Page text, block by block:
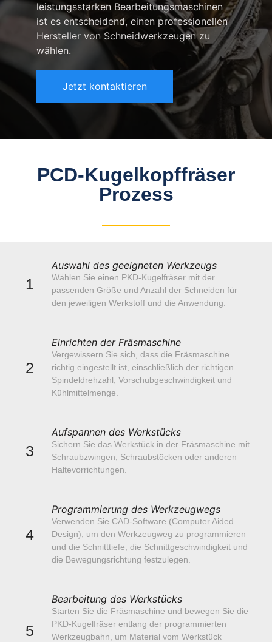
leistungsstarken Bearbeitungsmaschinen
ist es entscheidend, einen professionellen
Hersteller von Schneidwerkzeugen zu
wählen.
Jetzt kontaktieren
PCD-Kugelkopffräser
Prozess
1
Auswahl des geeigneten Werkzeugs
Wählen Sie einen PKD-Kugelfräser mit der
passenden Größe und Anzahl der Schneiden für
den jeweiligen Werkstoff und die Anwendung.
2
Einrichten der Fräsmaschine
Vergewissern Sie sich, dass die Fräsmaschine
richtig eingestellt ist, einschließlich der richtigen
Spindeldrehzahl, Vorschubgeschwindigkeit und
Kühlmittelmenge.
3
Aufspannen des Werkstücks
Sichern Sie das Werkstück in der Fräsmaschine mit
Schraubzwingen, Schraubstöcken oder anderen
Haltevorrichtungen.
4
Programmierung des Werkzeugwegs
Verwenden Sie CAD-Software (Computer Aided
Design), um den Werkzeugweg zu programmieren
und die Schnitttiefe, die Schnittgeschwindigkeit und
die Bewegungsrichtung festzulegen.
5
Bearbeitung des Werkstücks
Starten Sie die Fräsmaschine und bewegen Sie die
PKD-Kugelfräser entlang der programmierten
Werkzeugbahn, um Material vom Werkstück